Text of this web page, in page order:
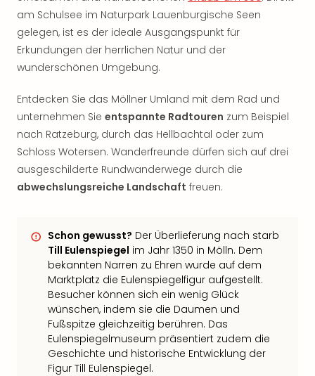
am Schulsee im Naturpark Lauenburgische Seen
gelegen, ist es der ideale Ausgangspunkt für
Erkundungen der herrlichen Natur und der
wunderschönen Umgebung.
Entdecken Sie das Möllner Umland mit dem Rad und
unternehmen Sie entspannte Radtouren zum Beispiel
nach Ratzeburg, durch das Hellbachtal oder zum
Schloss Wotersen. Wanderfreunde dürfen sich auf drei
ausgeschilderte Rundwanderwege durch die
abwechslungsreiche Landschaft freuen.
Schon gewusst? Der Überlieferung nach starb
Till Eulenspiegel im Jahr 1350 in Mölln. Dem
bekannten Narren zu Ehren wurde auf dem
Marktplatz die Eulenspiegelfigur aufgestellt.
Besucher können sich ein wenig Glück
wünschen, indem sie die Daumen und
Fußspitze gleichzeitig berühren. Das
Eulenspiegelmuseum präsentiert zudem die
Geschichte und historische Entwicklung der
Figur Till Eulenspiegel.